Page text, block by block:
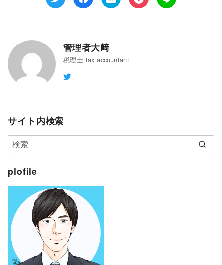
管理者大﨑
税理士 tax accountant
サイト内検索
plofile